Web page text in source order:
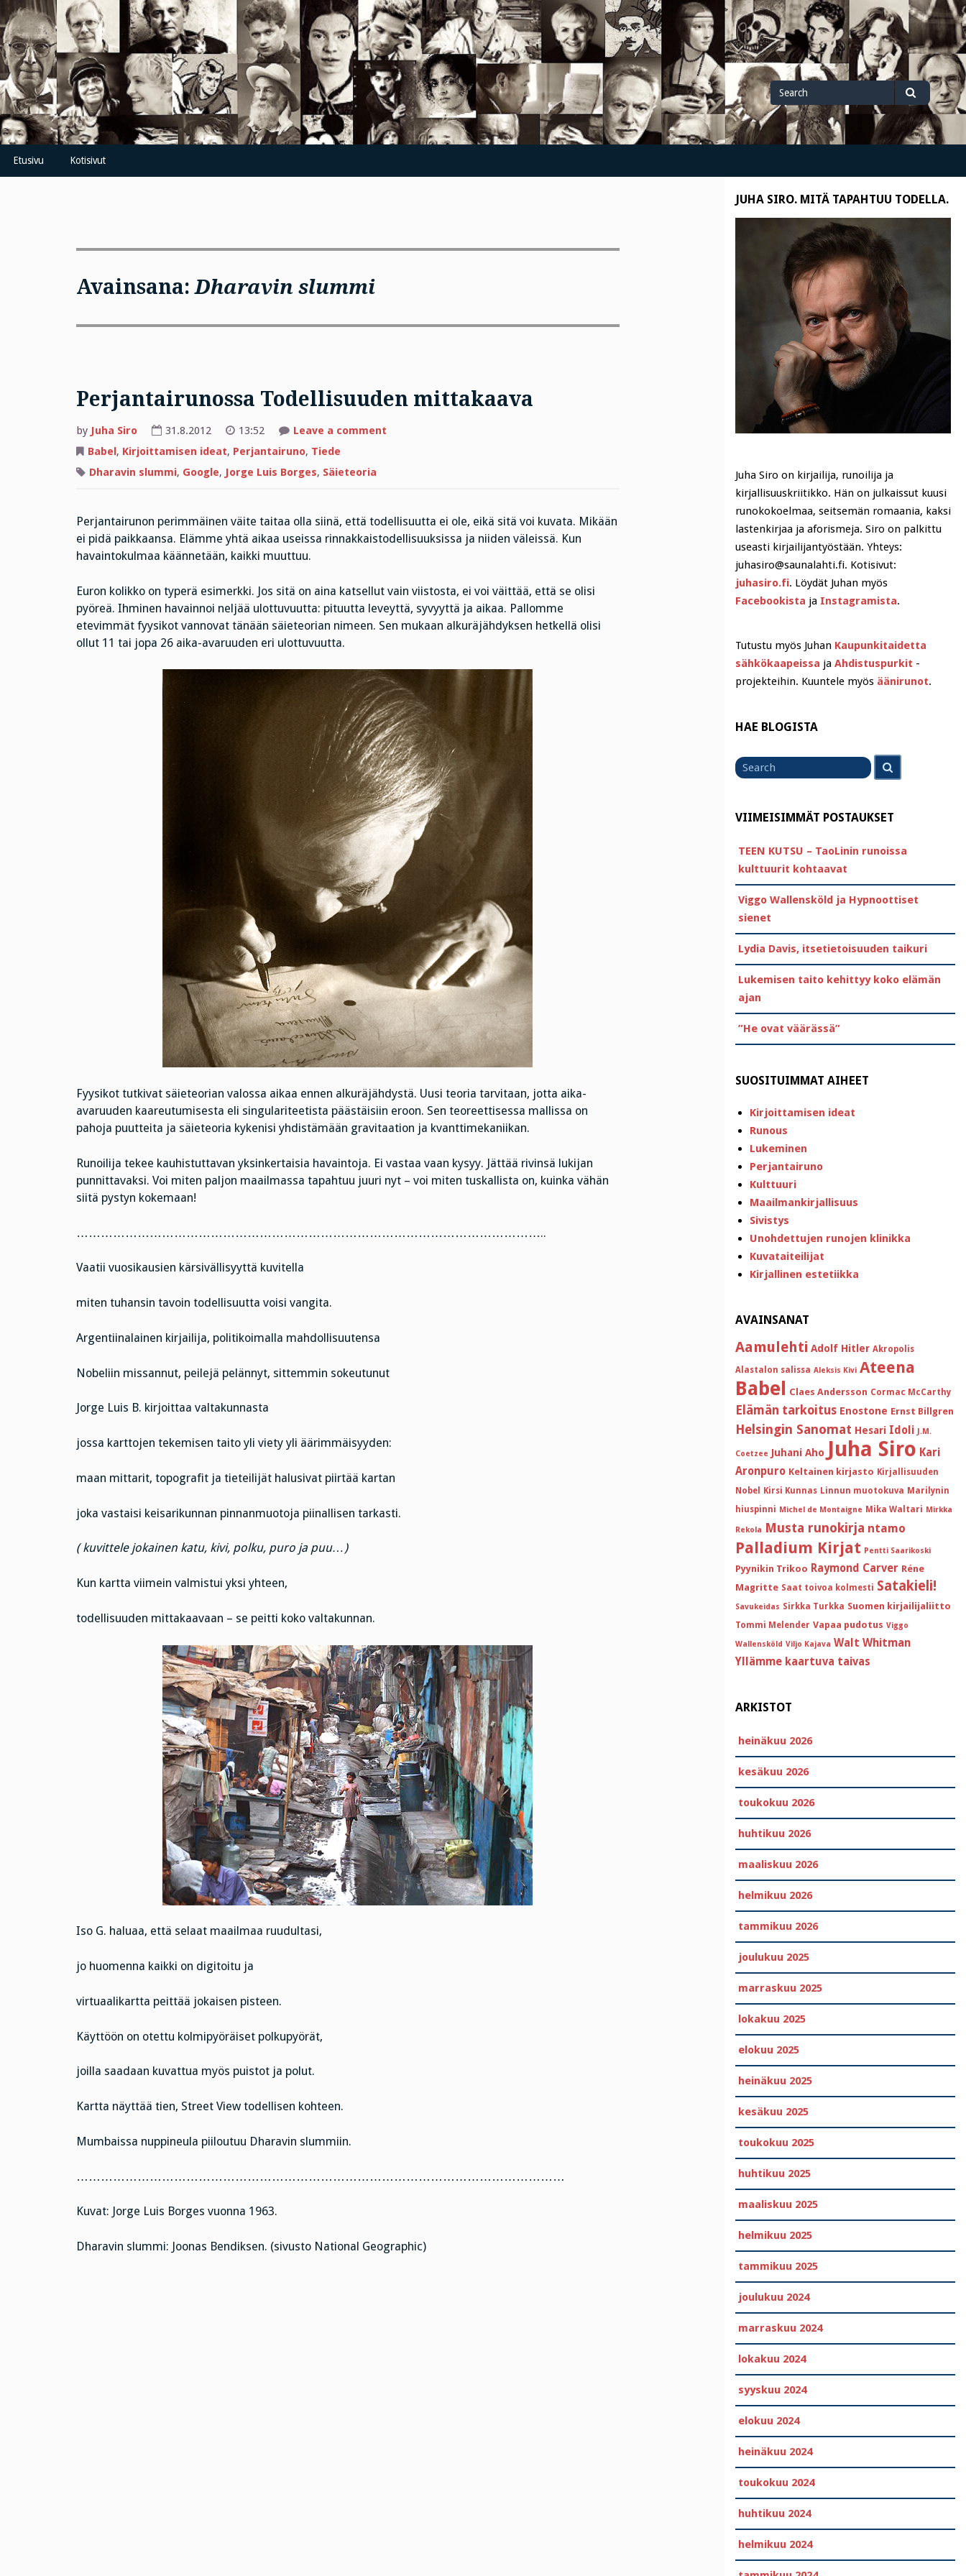
Skip
to
content
Search
for
Search
Etusivu Kotisivut
Avainsana:Dharavin slummi
Perjantairunossa Todellisuuden mittakaava
by Juha Siro 31.8.2012 13:52 Leave a commenton
Babel, Kirjoittamisen ideat, Perjantairuno, Tiede
Dharavin slummi, Google, Jorge Luis Borges, Säieteoria
Perjantairunon perimmäinen väite taitaa olla siinä, että todellisuutta ei ole, eikä sitä voi kuvata. Mikään
ei pidä paikkaansa. Elämme yhtä aikaa useissa rinnakkaistodellisuuksissa ja niiden väleissä. Kun
havaintokulmaa käännetään, kaikki muuttuu.
Euron kolikko on typerä esimerkki. Jos sitä on aina katsellut vain viistosta, ei voi väittää, että se olisi
pyöreä. Ihminen havainnoi neljää ulottuvuutta: pituutta leveyttä, syvyyttä ja aikaa. Pallomme
etevimmät fyysikot vannovat tänään säieteorian nimeen. Sen mukaan alkuräjähdyksen hetkellä olisi
ollut 11 tai jopa 26 aika-avaruuden eri ulottuvuutta.
Fyysikot tutkivat säieteorian valossa aikaa ennen alkuräjähdystä. Uusi teoria tarvitaan, jotta aika-
avaruuden kaareutumisesta eli singulariteetista päästäisiin eroon. Sen teoreettisessa mallissa on
pahoja puutteita ja säieteoria kykenisi yhdistämään gravitaation ja kvanttimekaniikan.
Runoilija tekee kauhistuttavan yksinkertaisia havaintoja. Ei vastaa vaan kysyy. Jättää rivinsä lukijan
punnittavaksi. Voi miten paljon maailmassa tapahtuu juuri nyt – voi miten tuskallista on, kuinka vähän
siitä pystyn kokemaan!
……………………………………………………………………………………………………..
Vaatii vuosikausien kärsivällisyyttä kuvitella
miten tuhansin tavoin todellisuutta voisi vangita.
Argentiinalainen kirjailija, politikoimalla mahdollisuutensa
Nobeliin missannut, peilejä pelännyt, sittemmin sokeutunut
Jorge Luis B. kirjoittaa valtakunnasta
jossa karttojen tekemisen taito yli viety yli äärimmäisyyden:
maan mittarit, topografit ja tieteilijät halusivat piirtää kartan
joka vastaisi keisarikunnan pinnanmuotoja piinallisen tarkasti.
( kuvittele jokainen katu, kivi, polku, puro ja puu…)
Kun kartta viimein valmistui yksi yhteen,
todellisuuden mittakaavaan – se peitti koko valtakunnan.
Iso G. haluaa, että selaat maailmaa ruudultasi,
jo huomenna kaikki on digitoitu ja
virtuaalikartta peittää jokaisen pisteen.
Käyttöön on otettu kolmipyöräiset polkupyörät,
joilla saadaan kuvattua myös puistot ja polut.
Kartta näyttää tien, Street View todellisen kohteen.
Mumbaissa nuppineula piiloutuu Dharavin slummiin.
…………………………………………………………………………………………………………
Kuvat: Jorge Luis Borges vuonna 1963.
Dharavin slummi: Joonas Bendiksen. (sivusto National Geographic)
JUHA SIRO. MITÄ TAPAHTUU TODELLA.
Juha Siro on kirjailija, runoilija ja
kirjallisuuskriitikko. Hän on julkaissut kuusi
runokokoelmaa, seitsemän romaania, kaksi
lastenkirjaa ja aforismeja. Siro on palkittu
useasti kirjailijantyöstään. Yhteys:
juhasiro@saunalahti.fi. Kotisivut:
juhasiro.fi. Löydät Juhan myös
Facebookista ja Instagramista.
Tutustu myös Juhan Kaupunkitaidetta
sähkökaapeissa ja Ahdistuspurkit -
projekteihin. Kuuntele myös äänirunot.
HAE BLOGISTA
for
VIIMEISIMMÄT POSTAUKSET
TEEN KUTSU – TaoLinin runoissa
kulttuurit kohtaavat
Viggo Wallensköld ja Hypnoottiset
sienet
Lydia Davis, itsetietoisuuden taikuri
Lukemisen taito kehittyy koko elämän
ajan
”He ovat väärässä”
SUOSITUIMMAT AIHEET
Kirjoittamisen ideat
Runous
Lukeminen
Perjantairuno
Kulttuuri
Maailmankirjallisuus
Sivistys
Unohdettujen runojen klinikka
Kuvataiteilijat
Kirjallinen estetiikka
AVAINSANAT
Aamulehti Adolf Hitler Akropolis
Alastalon salissa Aleksis Kivi Ateena
Babel Claes Andersson Cormac McCarthy
Elämän tarkoitus Enostone Ernst Billgren
Helsingin Sanomat Hesari Idoli J.M.
Coetzee Juhani Aho Juha Siro Kari
Aronpuro Keltainen kirjasto Kirjallisuuden
Nobel
Kirsi Kunnas Linnun muotokuva Marilynin
hiuspinni Michel de Montaigne Mika Waltari Mirkka
Rekola Musta runokirja ntamo
Palladium Kirjat Pentti Saarikoski
Pyynikin Trikoo Raymond Carver Réne
Magritte Saat toivoa kolmesti Satakieli!
Savukeidas Sirkka Turkka Suomen kirjailijaliitto
Tommi Melender Vapaa pudotus Viggo
Wallensköld Viljo Kajava Walt Whitman
Yllämme kaartuva taivas
ARKISTOT
heinäkuu 2026
kesäkuu 2026
toukokuu 2026
huhtikuu 2026
maaliskuu 2026
helmikuu 2026
tammikuu 2026
joulukuu 2025
marraskuu 2025
lokakuu 2025
elokuu 2025
heinäkuu 2025
kesäkuu 2025
toukokuu 2025
huhtikuu 2025
maaliskuu 2025
helmikuu 2025
tammikuu 2025
joulukuu 2024
marraskuu 2024
lokakuu 2024
syyskuu 2024
elokuu 2024
heinäkuu 2024
toukokuu 2024
huhtikuu 2024
helmikuu 2024